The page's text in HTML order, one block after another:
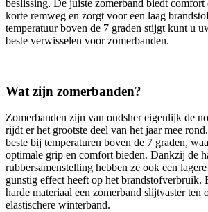
beslissing. De juiste zomerband biedt comfort
korte remweg en zorgt voor een laag
temperatuur boven de 7 graden stijgt kunt u
beste verwisselen voor zomerbanden.
Wat zijn zomerbanden?
Zomerbanden zijn van oudsher eigenlijk de
rijdt er het grootste deel van het jaar mee
beste bij temperaturen boven de 7 graden,
optimale grip en comfort bieden. Dankzij de
rubbersamenstelling hebben ze ook een
gunstig effect heeft op het brandstofverbruik.
harde materiaal een zomerband slijtvaster ten
elastischere winterband.